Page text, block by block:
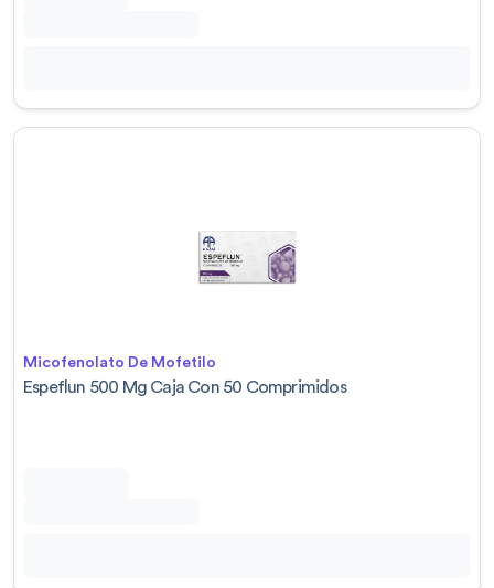
Micofenolato De Mofetilo
Espeflun 500 Mg Caja Con 50 Comprimidos